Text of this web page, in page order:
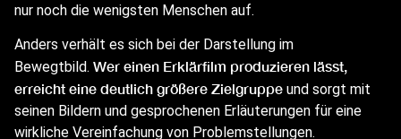
nur noch die wenigsten Menschen auf.
Anders verhält es sich bei der Darstellung im
Bewegtbild. Wer einen Erklärfilm produzieren lässt,
erreicht eine deutlich größere Zielgruppe und sorgt mit
seinen Bildern und gesprochenen Erläuterungen für eine
wirkliche Vereinfachung von Problemstellungen.